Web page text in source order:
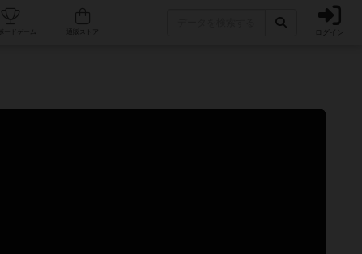
人気ボードゲーム ログイン